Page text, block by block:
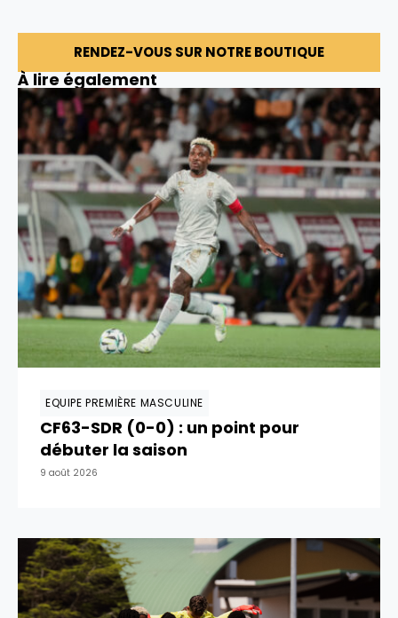
RENDEZ-VOUS SUR NOTRE BOUTIQUE
À lire également
EQUIPE PREMIÈRE MASCULINE
CF63-SDR (0-0) : un point pour
débuter la saison
9 août 2026